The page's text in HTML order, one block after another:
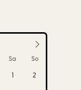
Sa So
1 2